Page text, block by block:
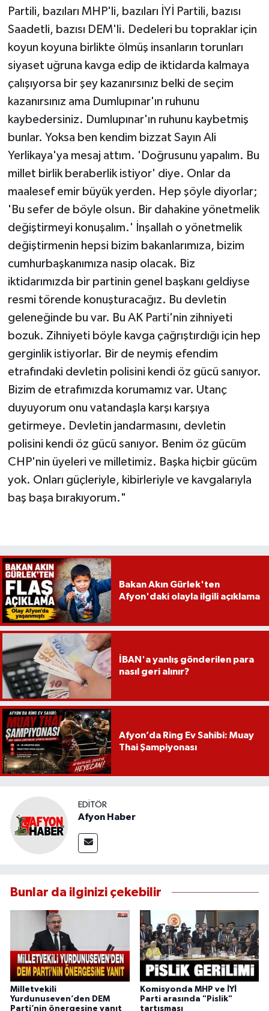
Partili, bazıları MHP'li, bazıları İYİ Partili, bazısı
Saadetli, bazısı DEM'li. Dedeleri bu topraklar için
koyun koyuna birlikte ölmüş insanların torunları
siyaset uğruna kavga edip de iktidarda kalmaya
çalışıyorsa bir şey kazanırsınız belki de seçim
kazanırsınız ama Dumlupınar'ın ruhunu
kaybedersiniz. Dumlupınar'ın ruhunu kaybetmiş
bunlar. Yoksa ben kendim bizzat Sayın Ali
Yerlikaya'ya mesaj attım. 'Doğrusunu yapalım. Bu
millet birlik beraberlik istiyor' diye. Onlar da
maalesef emir büyük yerden. Hep şöyle diyorlar;
'Bu sefer de böyle olsun. Bir dahakine yönetmelik
değiştirmeyi konuşalım.' İnşallah o yönetmelik
değiştirmenin hepsi bizim bakanlarımıza, bizim
cumhurbaşkanımıza nasip olacak. Biz
iktidarımızda bir partinin genel başkanı geldiyse
resmi törende konuşturacağız. Bu devletin
geleneğinde bu var. Bu AK Parti'nin zihniyeti
bozuk. Zihniyeti böyle kavga çağrıştırdığı için hep
gerginlik istiyorlar. Bir de neymiş efendim
etrafındaki devletin polisini kendi öz gücü sanıyor.
Bizim de etrafımızda korumamız var. Utanç
duyuyorum onu vatandaşla karşı karşıya
getirmeye. Devletin jandarmasını, devletin
polisini kendi öz gücü sanıyor. Benim öz gücüm
CHP'nin üyeleri ve milletimiz. Başka hiçbir gücüm
yok. Onları güçleriyle, kibirleriyle ve kavgalarıyla
baş başa bırakıyorum."
Bakan Akın Gürlek'ten
Afyon'daki olayla ilgili açıklama
İBAN'a yanlış gönderilen para
nasıl geri alınır?
Afyon’da Ring Ev Sahibi: Muay
Thai Şampiyonası
EDITÖR
Afyon Haber
Bunlar da ilginizi çekebilir
Milletvekili
Yurdunuseven’den DEM
Parti’nin önergesine yanıt
Komisyonda MHP ve İYİ
Parti arasında "Pislik"
tartışması